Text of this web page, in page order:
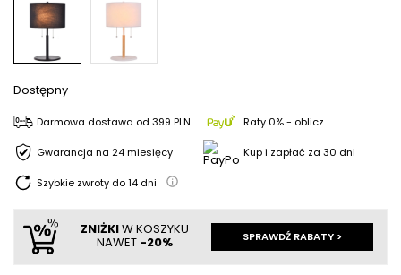
Dostępny
Darmowa dostawa od 399 PLN Raty 0% - oblicz
Gwarancja na 24 miesięcy Kup i zapłać za 30 dni
Szybkie zwroty do14 dni
ZNIŻKIW KOSZYKU
NAWET -20% SPRAWDŹ RABATY >